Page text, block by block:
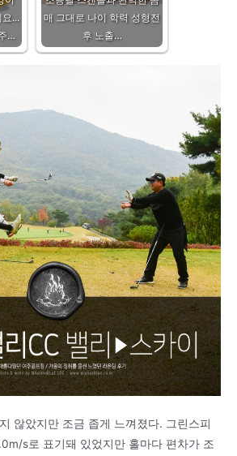
...
…
매 그대로 나이 학력 성형전
후 노출…
않았지만 조금 좁게 느껴졌다. 그린스피
s로 표기돼 있었지만 홀마다 편차가 조